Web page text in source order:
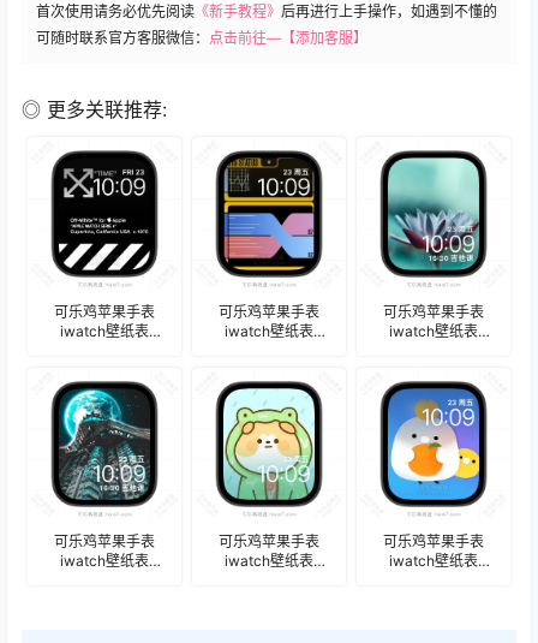
首次使用请务必优先阅读 《新手教程》 后再进行上手操作，如遇到不懂的
可随时联系官方客服微信： 点击前往—【添加客服】
◎ 更多关联推荐:
可乐鸡苹果手表
iwatch壁纸表
可乐鸡苹果手表
iwatch壁纸表
可乐鸡苹果手表
iwatch壁纸表
可乐鸡苹果手表
iwatch壁纸表
可乐鸡苹果手表
iwatch壁纸表
可乐鸡苹果手表
iwatch壁纸表